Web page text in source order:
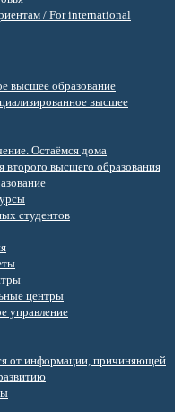
/ For international
высшее образование
высшее
Остаёмся дома
второго высшего образования
студентов
центры
управление
от информации, причиняющей